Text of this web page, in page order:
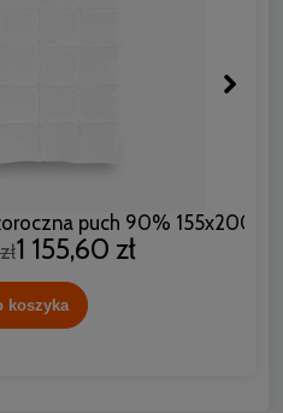
puch 90% 155x200
1 155,60 zł
koszyka